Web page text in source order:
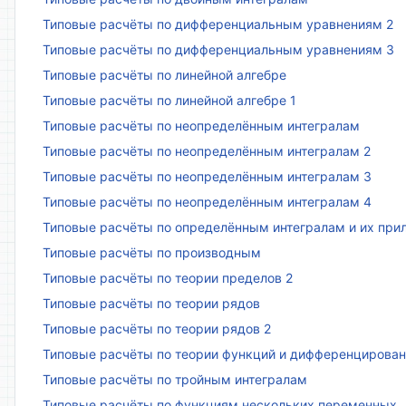
Типовые расчёты по дифференциальным уравнениям 2
Типовые расчёты по дифференциальным уравнениям 3
Типовые расчёты по линейной алгебре
Типовые расчёты по линейной алгебре 1
Типовые расчёты по неопределённым интегралам
Типовые расчёты по неопределённым интегралам 2
Типовые расчёты по неопределённым интегралам 3
Типовые расчёты по неопределённым интегралам 4
Типовые расчёты по определённым интегралам и их
Типовые расчёты по производным
Типовые расчёты по теории пределов 2
Типовые расчёты по теории рядов
Типовые расчёты по теории рядов 2
Типовые расчёты по теории функций и
Типовые расчёты по тройным интегралам